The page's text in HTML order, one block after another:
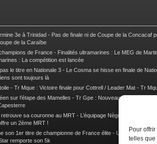
Pour
telles que
3e à Trinidad - Pas de finale ni de Coupe de la Concacaf
de la Caraïbe
de France - Finalités ultramarines : Le MEG de
: La compétition est lancée
le titre en Nationale 3 - Le Cosma se hisse en finale de
sont toujours là
- Tr Mque : Victoire finale pour Cottrell / Leader Mat - Tr
sur l’étape des Mamelles - Tr Gpe : Nouveau changement
sa couronne au MRT - L’équipage Nègre – Gérard
un 2ème MRT !
son 1er titre de championne de France élite - Un semi
remporte son 5k